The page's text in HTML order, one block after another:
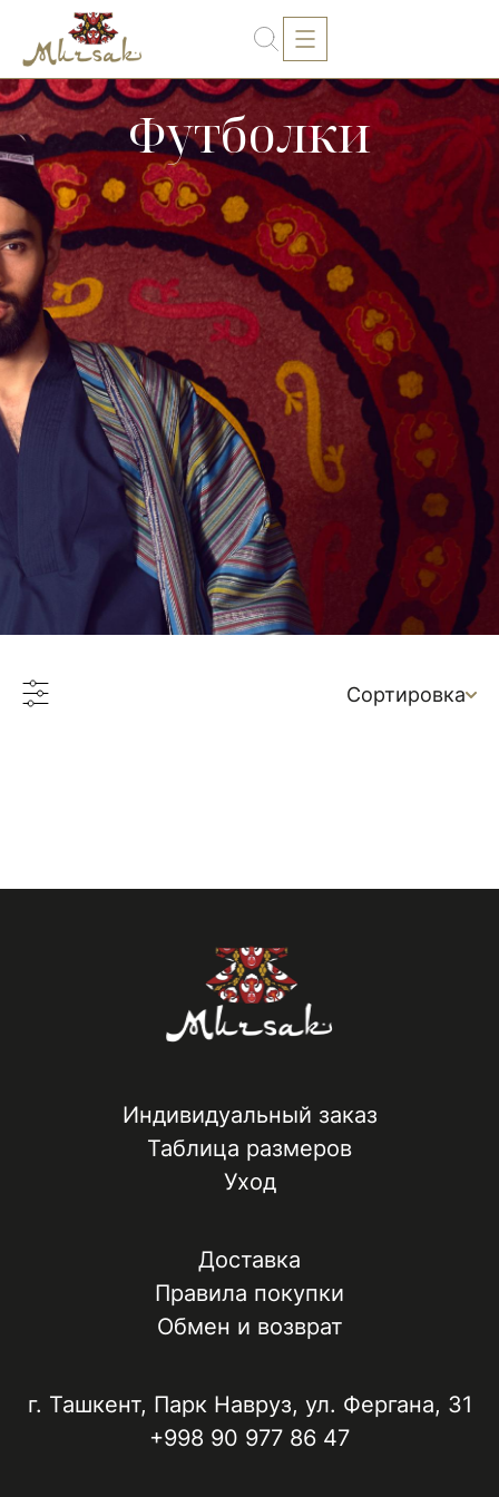
Футболки
Сортировка
Индивидуальный заказ
Таблица размеров
Уход
Доставка
Правила покупки
Обмен и возврат
г. Ташкент, ​Парк Навруз​, ул. Фергана, 31
+998 90 977 86 47